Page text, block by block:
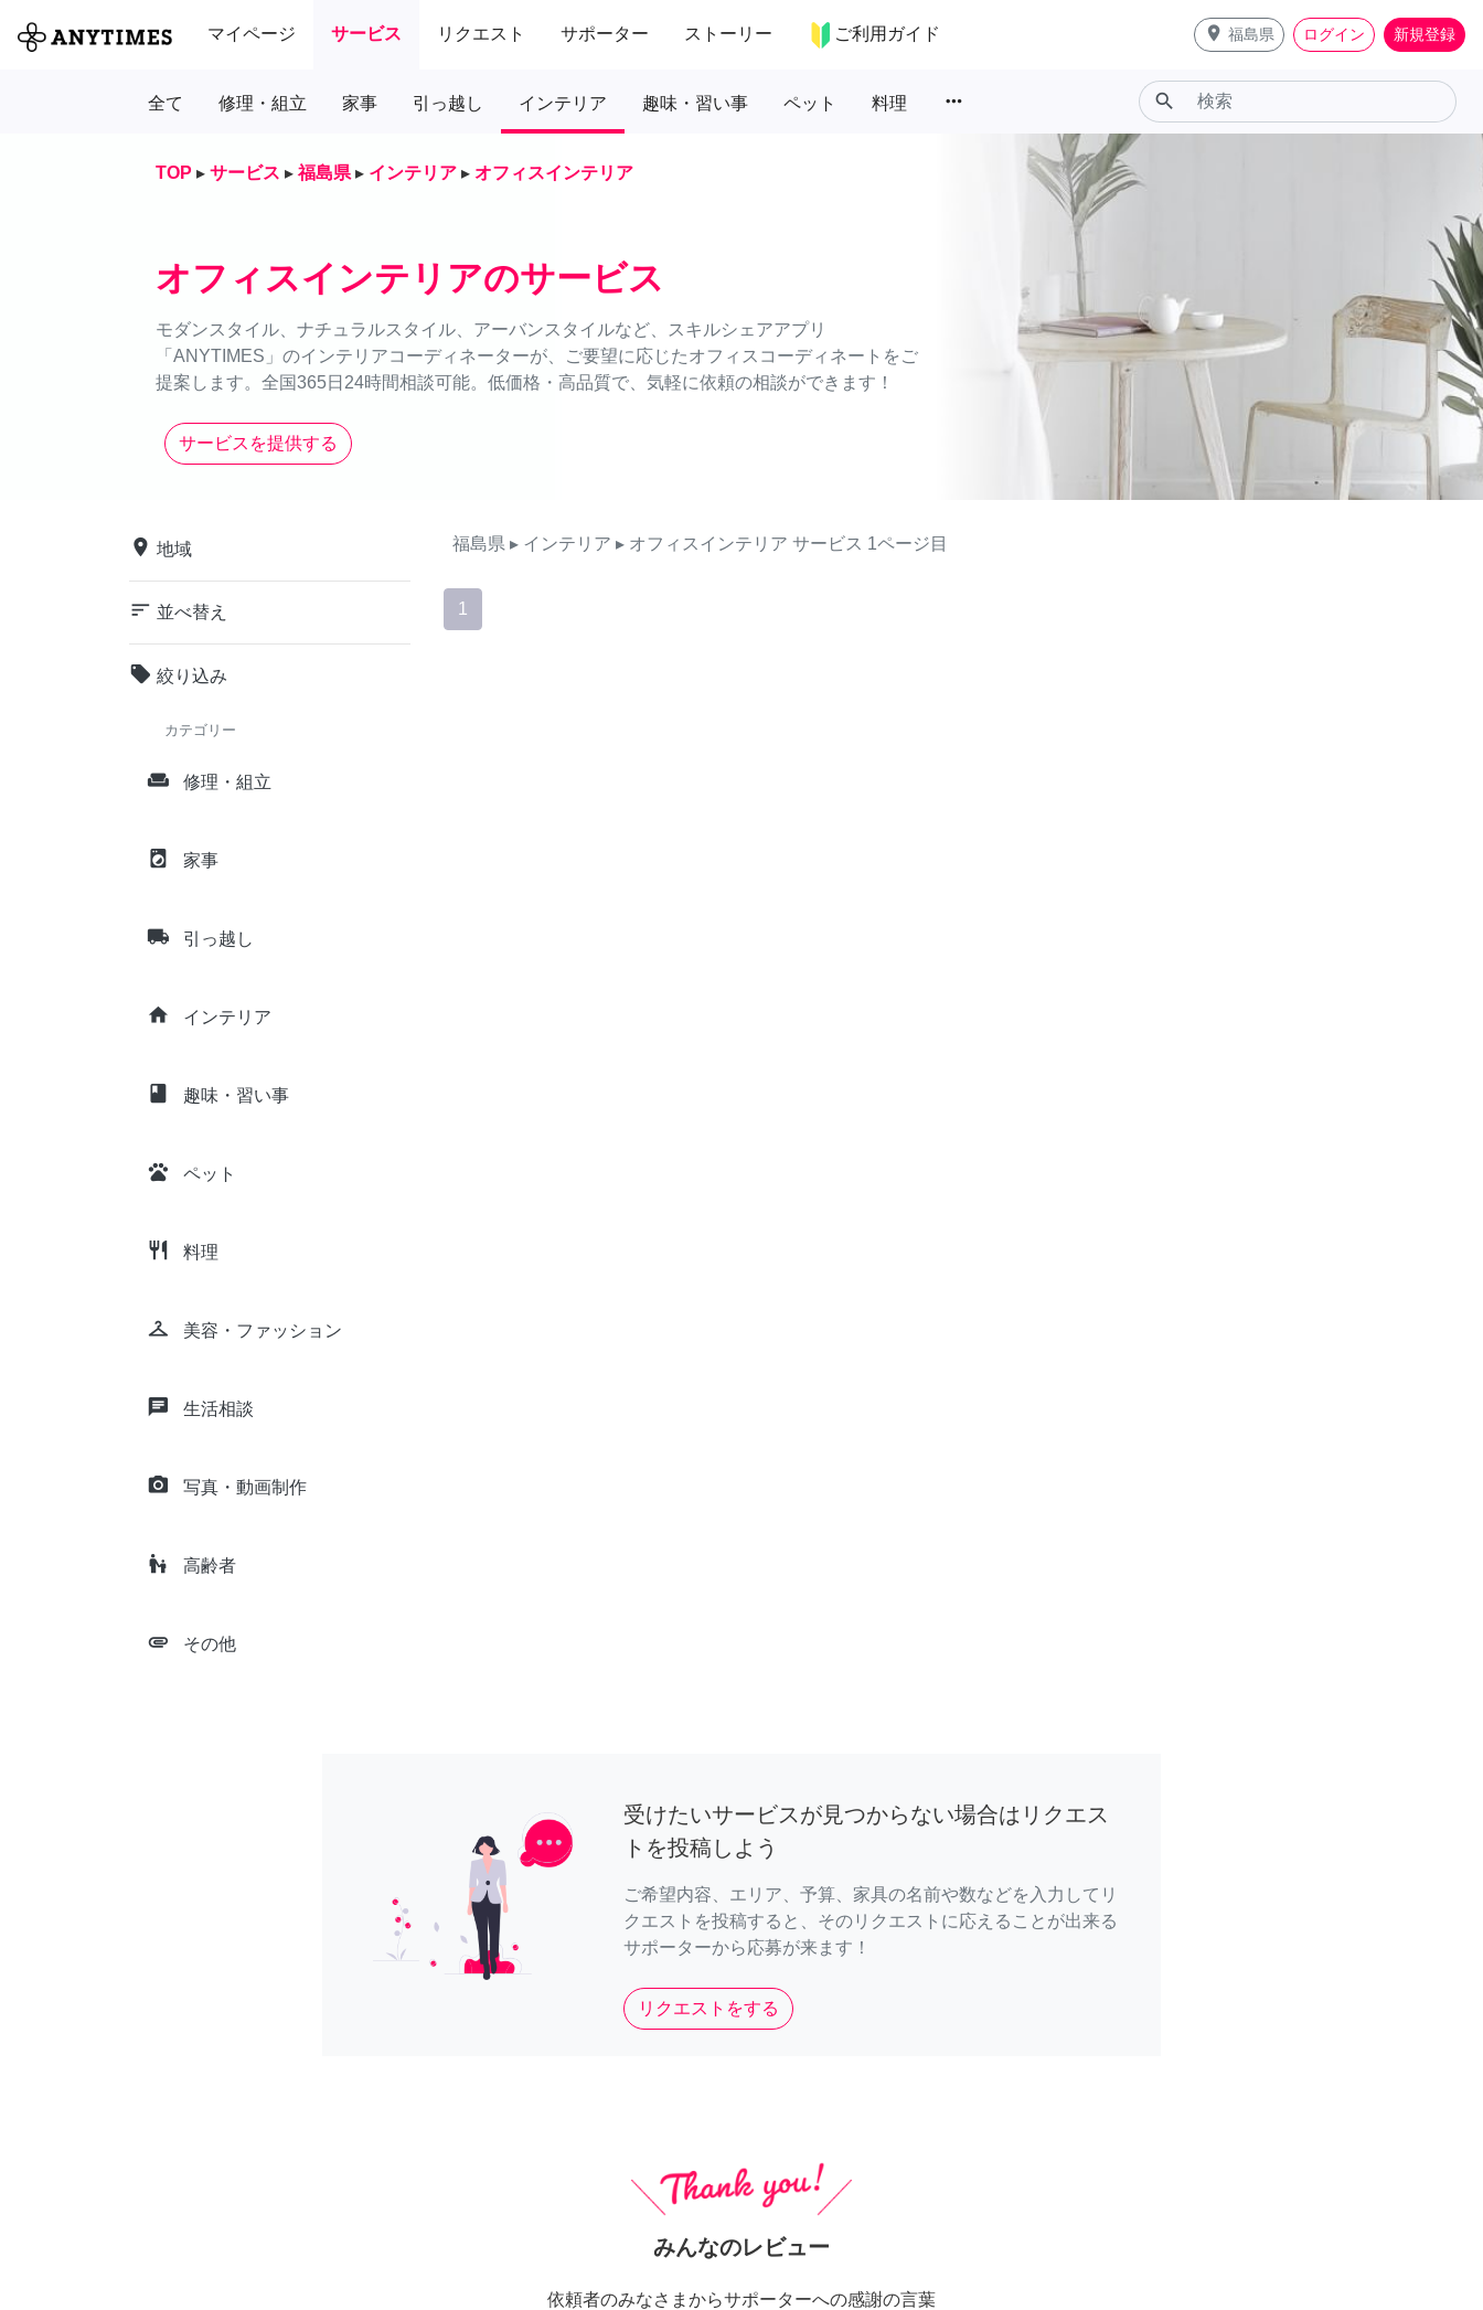
マイページ サービス リクエスト サポーター ストーリー ご利用ガイド place 福島県 ログイン 新規登録
全て 修理・組立 家事 引っ越し インテリア 趣味・習い事 ペット 料理 more_horiz search
TOP ▸ サービス ▸ 福島県 ▸ インテリア ▸ オフィスインテリア
オフィスインテリアのサービス
モダンスタイル、ナチュラルスタイル、アーバンスタイルなど、スキルシェアアプリ
「ANYTIMES」のインテリアコーディネーターが、ご要望に応じたオフィスコーディネートをご
提案します。全国365日24時間相談可能。低価格・高品質で、気軽に依頼の相談ができます！
サービスを提供する
place 地域
sort 並べ替え
local_offer 絞り込み
カテゴリー
weekend 修理・組立
local_laundry_service 家事
local_shipping 引っ越し
home インテリア
class 趣味・習い事
pets ペット
restaurant 料理
checkroom 美容・ファッション
chat 生活相談
camera_alt 写真・動画制作
escalator_warning 高齢者
attachment その他
福島県 ▸ インテリア ▸ オフィスインテリア サービス 1ページ目
1
受けたいサービスが見つからない場合はリクエス
トを投稿しよう
ご希望内容、エリア、予算、家具の名前や数などを入力してリ
クエストを投稿すると、そのリクエストに応えることが出来る
サポーターから応募が来ます！
リクエストをする
みんなのレビュー
依頼者のみなさまからサポーターへの感謝の言葉